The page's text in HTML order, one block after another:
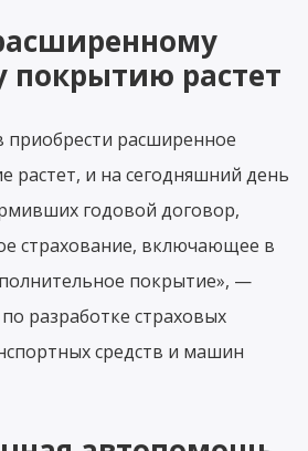
покрытию растет
приобрести расширенное
растет, и на сегодняшний день
годовой договор,
страхование, включающее в
покрытие», —
разработке страховых
средств и машин